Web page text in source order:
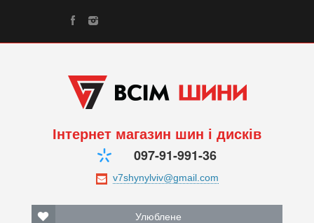
Інтернет магазин шин і дисків
097-91-991-36
Улюблене